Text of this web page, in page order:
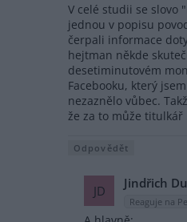
V celé studii se slovo
jednou v popisu
čerpali informace
hejtman někde
desetiminutovém
Facebooku, který
nezaznělo vůbec.
že za to může titulkář
Odpovědět
JD Jindřich
Reaguje na